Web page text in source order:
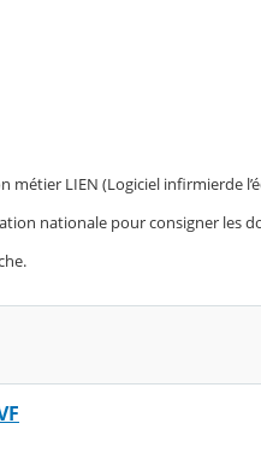
LIEN (Logiciel infirmierde
nationale pour consigner les